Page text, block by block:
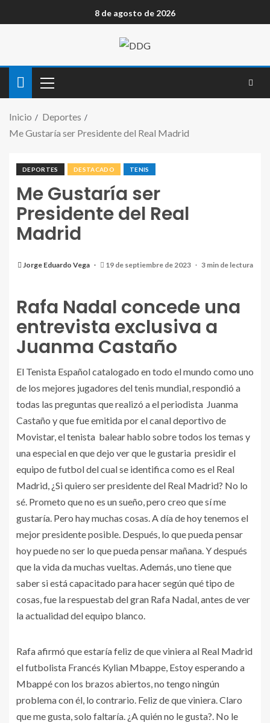
8 de agosto de 2026
Inicio
Deportes
Me Gustaría ser Presidente del Real Madrid
DEPORTES DESTACADO TENIS
Me Gustaría ser
Presidente del Real
Madrid
Jorge Eduardo Vega 19 de septiembre de 2023 3 min de lectura
Rafa Nadal concede una
entrevista exclusiva a
Juanma Castaño
El Tenista Español catalogado en todo el mundo como uno
de los mejores jugadores del tenis mundial, respondió a
todas las preguntas que realizó a el periodista Juanma
Castaño y que fue emitida por el canal deportivo de
Movistar, el tenista balear hablo sobre todos los temas y
una especial en que dejo ver que le gustaria presidir el
equipo de futbol del cual se identifica como es el Real
Madrid, ¿Si quiero ser presidente del Real Madrid? No lo
sé. Prometo que no es un sueño, pero creo que sí me
gustaría. Pero hay muchas cosas. A día de hoy tenemos el
mejor presidente posible. Después, lo que pueda pensar
hoy puede no ser lo que pueda pensar mañana. Y después
que la vida da muchas vueltas. Además, uno tiene que
saber si está capacitado para hacer según qué tipo de
cosas, fue la respuestab del gran Rafa Nadal, antes de ver
la actualidad del equipo blanco.
Rafa afirmó que estaría feliz de que viniera al Real Madrid
el futbolista Francés Kylian Mbappe, Estoy esperando a
Mbappé con los brazos abiertos, no tengo ningún
problema con él, lo contrario. Feliz de que viniera. Claro
que me gusta, solo faltaría. ¿A quién no le gusta?. No le